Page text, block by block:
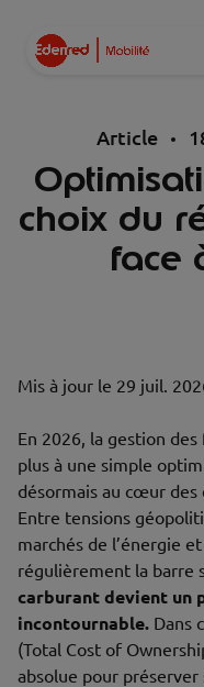
Article
choix du
face
Mis à jour le 29 juil.
En 2026, la gestion
plus à une simple
désormais au cœur des
Entre tensions
marchés de l’énergie
régulièrement la barre
carburant devient un
incontournable. Dans
(Total Cost of
absolue pour